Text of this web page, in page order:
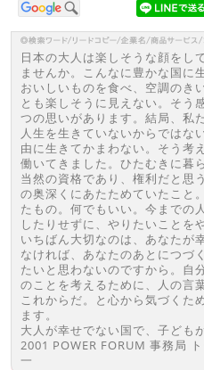
日本の大人は楽しそうな顔をし
ませんか。こんなに豊かな国に
おいしいものを食べ、空調のき
とも楽しそうに見えない。そう
つの思いがあります。結局、私
人生を生きていないからでは
由に生きてかまわない。そう考
働いてきました。ひたむきに暮
当然の資格であり、権利だと思
の奥深くにあたためていたこと
たもの。何でもいい。今までの
したりせずに、やりたいことを
いちばん大切なのは、あなたが
なければ、あなたのあとにつづ
たいと思わないのですから。自
のことを考えるために、人の言
これからだ。と心から気づくた
ます。
大人が幸せでない国で、子ども
2001 POWER FORUM 事務局
一